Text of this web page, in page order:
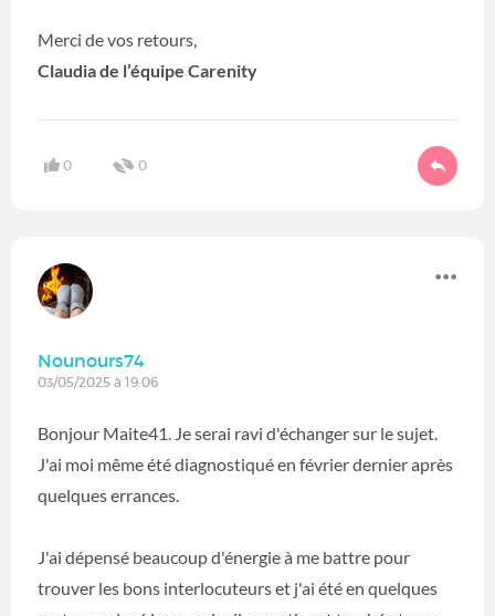
Merci de vos retours,
Claudia de l’équipe Carenity
0 0
Nounours74
03/05/2025 à 19:06
Bonjour Maite41. Je serai ravi d'échanger sur le sujet.
J'ai moi même été diagnostiqué en février dernier après
quelques errances.
J'ai dépensé beaucoup d'énergie à me battre pour
trouver les bons interlocuteurs et j'ai été en quelques